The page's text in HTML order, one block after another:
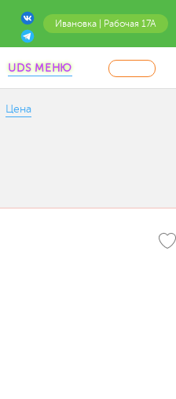
Ивановка | Рабочая 17А
UDS МЕНЮ
Цена